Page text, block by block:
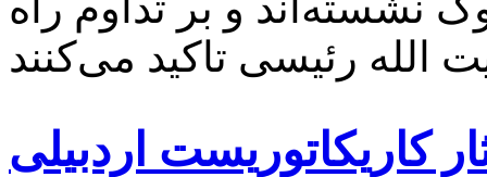
کاریکاتوریست اردبیلی